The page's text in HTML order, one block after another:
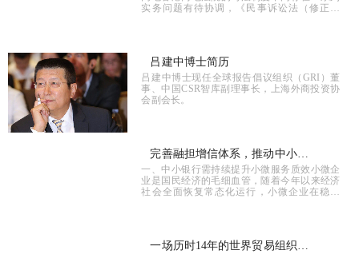
实务问题有待协调，《民事诉讼法（修正草
吕建中博士简历
吕建中博士现任全球报告倡议组织（GRI）董
事、中国CSR智库副理事长，上海外商投资协
会副会长。
完善融担增信体系，推动中小银
行小微服务高质量发展
一、中小银行需持续提升小微服务质效小微企
业是国民经济的毛细血管，随着今年以来经济
社会全面恢复常态化运行，小微企业在稳增
一场历时14年的世界贸易组织诉